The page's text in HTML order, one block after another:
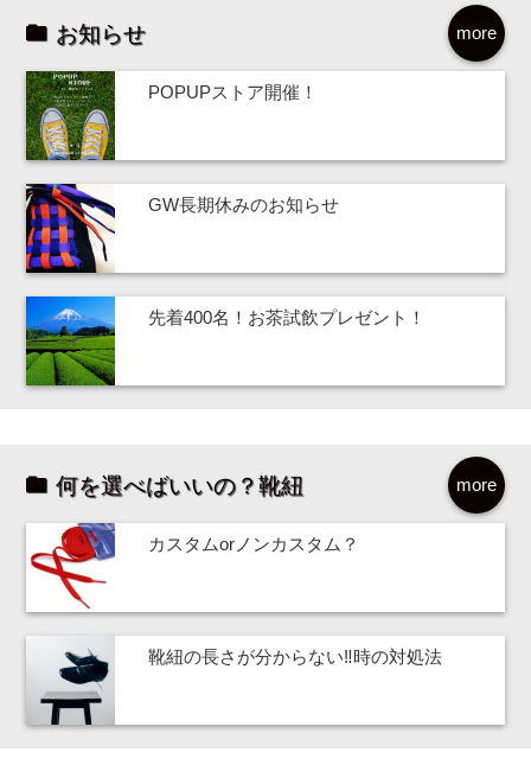
more
お知らせ
POPUPストア開催！
GW長期休みのお知らせ
先着400名！お茶試飲プレゼント！
more
何を選べばいいの？靴紐
カスタムorノンカスタム？
靴紐の長さが分からない‼時の対処法